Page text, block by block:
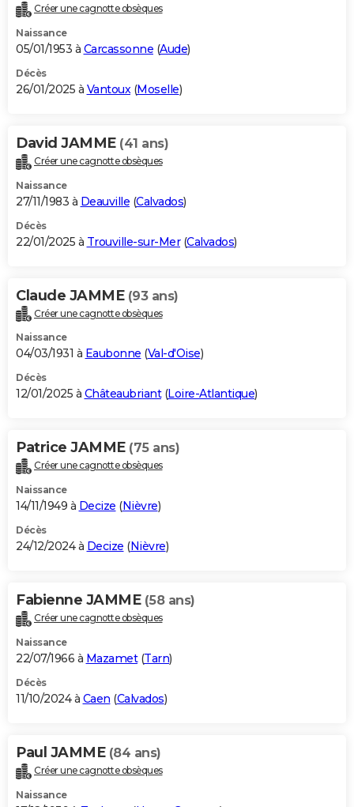
Créer une cagnotte obsèques
Naissance
05/01/1953 à Carcassonne (Aude)
Décès
26/01/2025 à Vantoux(Moselle)
David JAMME (41 ans)
Créer une cagnotte obsèques
Naissance
27/11/1983 à Deauville (Calvados)
Décès
22/01/2025 à Trouville-sur-Mer(Calvados)
Claude JAMME (93 ans)
Créer une cagnotte obsèques
Naissance
04/03/1931 à Eaubonne (Val-d'Oise)
Décès
12/01/2025 à Châteaubriant(Loire-Atlantique)
Patrice JAMME (75 ans)
Créer une cagnotte obsèques
Naissance
14/11/1949 à Decize (Nièvre)
Décès
24/12/2024 à Decize (Nièvre)
Fabienne JAMME (58 ans)
Créer une cagnotte obsèques
Naissance
22/07/1966 à Mazamet(Tarn)
Décès
11/10/2024 à Caen (Calvados)
Paul JAMME (84 ans)
Créer une cagnotte obsèques
Naissance